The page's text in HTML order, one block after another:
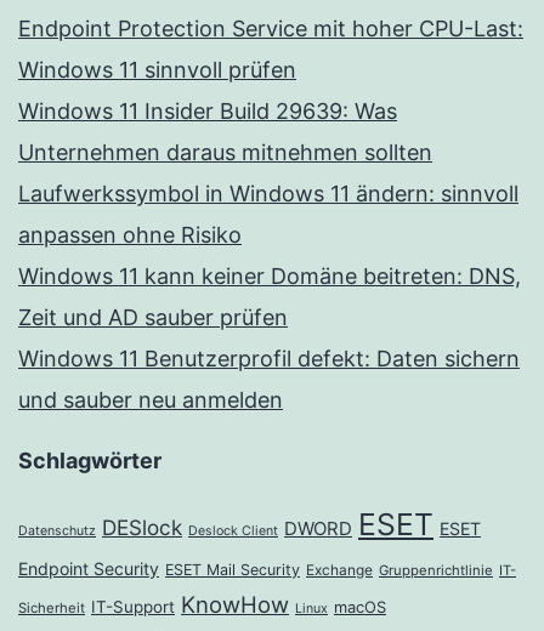
Endpoint Protection Service mit hoher CPU-Last:
Windows 11 sinnvoll prüfen
Windows 11 Insider Build 29639: Was
Unternehmen daraus mitnehmen sollten
Laufwerkssymbol in Windows 11 ändern: sinnvoll
anpassen ohne Risiko
Windows 11 kann keiner Domäne beitreten: DNS,
Zeit und AD sauber prüfen
Windows 11 Benutzerprofil defekt: Daten sichern
und sauber neu anmelden
Schlagwörter
Datenschutz DESlock Deslock Client DWORD ESET ESET
Endpoint Security ESET Mail Security Exchange Gruppenrichtlinie IT-
Sicherheit IT-Support KnowHow Linux macOS